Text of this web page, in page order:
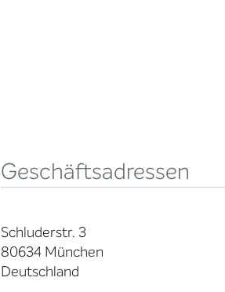
Geschäftsadressen
Schluderstr. 3
80634 München
Deutschland